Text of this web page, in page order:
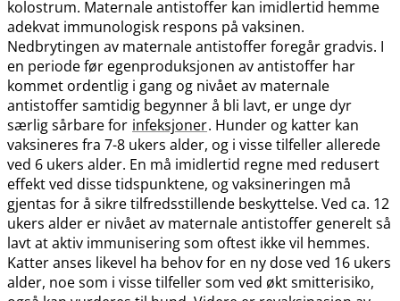
kolostrum. Maternale antistoffer kan imidlertid hemme
adekvat immunologisk respons på vaksinen.
Nedbrytingen av maternale antistoffer foregår gradvis. I
en periode før egenproduksjonen av antistoffer har
kommet ordentlig i gang og nivået av maternale
antistoffer samtidig begynner å bli lavt, er unge dyr
særlig sårbare for infeksjoner. Hunder og katter kan
vaksineres fra 7-8 ukers alder, og i visse tilfeller allerede
ved 6 ukers alder. En må imidlertid regne med redusert
effekt ved disse tidspunktene, og vaksineringen må
gjentas for å sikre tilfredsstillende beskyttelse. Ved ca. 12
ukers alder er nivået av maternale antistoffer generelt så
lavt at aktiv immunisering som oftest ikke vil hemmes.
Katter anses likevel ha behov for en ny dose ved 16 ukers
alder, noe som i visse tilfeller som ved økt smitterisiko,